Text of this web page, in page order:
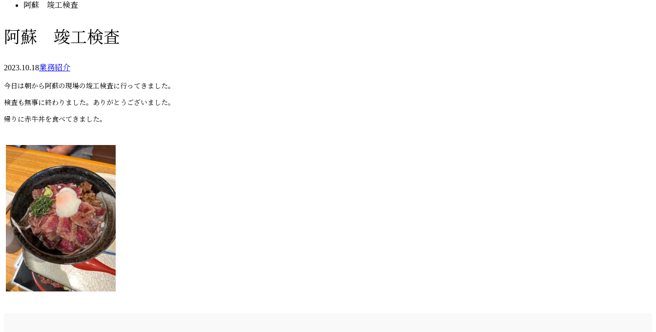
阿蘇 竣工検査
阿蘇 竣工検査
2023.10.18業務紹介
今日は朝から阿蘇の現場の竣工検査に行ってきました。
検査も無事に終わりました。ありがとうございました。
帰りに赤牛丼を食べてきました。